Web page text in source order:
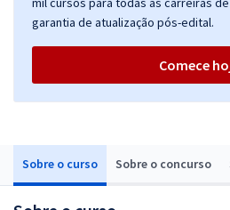
Sobre o curso Sobre o concurso
garantia de atualização pós-edital.
Comece